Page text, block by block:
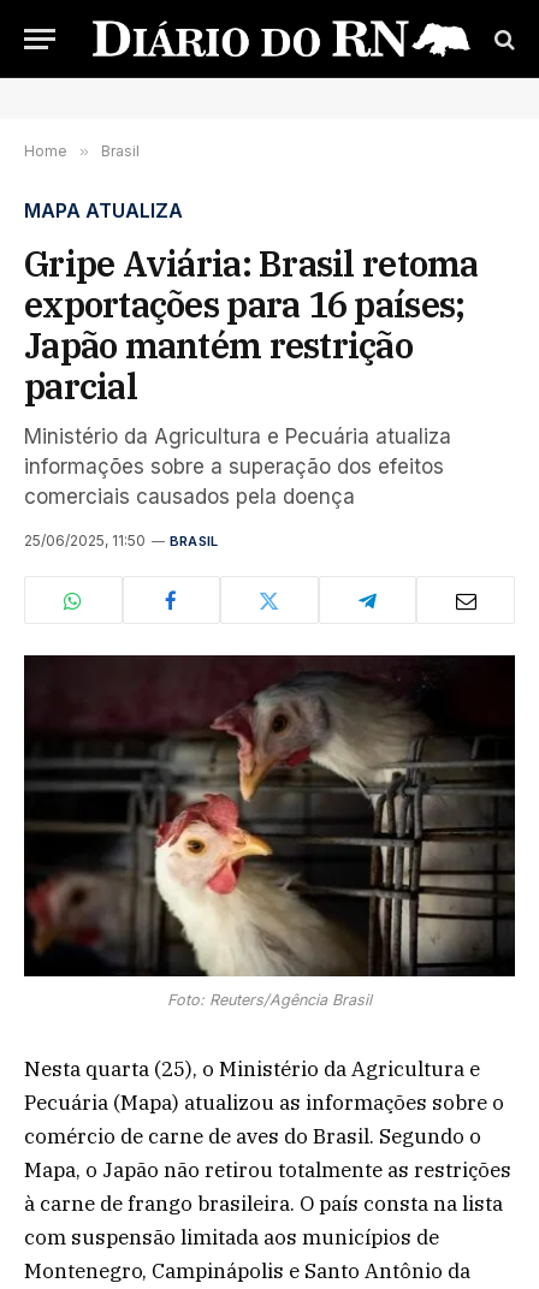
Home » Brasil
MAPA ATUALIZA
Gripe Aviária: Brasil retoma
exportações para 16 países;
Japão mantém restrição
parcial
Ministério da Agricultura e Pecuária atualiza
informações sobre a superação dos efeitos
comerciais causados pela doença
25/06/2025, 11:50 BRASIL
Foto: Reuters/Agência Brasil
Nesta quarta (25), o Ministério da Agricultura e
Pecuária (Mapa) atualizou as informações sobre o
comércio de carne de aves do Brasil. Segundo o
Mapa, o Japão não retirou totalmente as restrições
à carne de frango brasileira. O país consta na lista
com suspensão limitada aos municípios de
Montenegro, Campinápolis e Santo Antônio da